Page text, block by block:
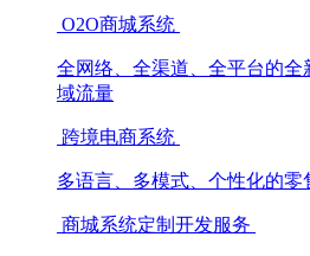
O2O商城系统
全网络、全渠道、全平台的
域流量
跨境电商系统
多语言、多模式、个性化的零
商城系统定制开发服务